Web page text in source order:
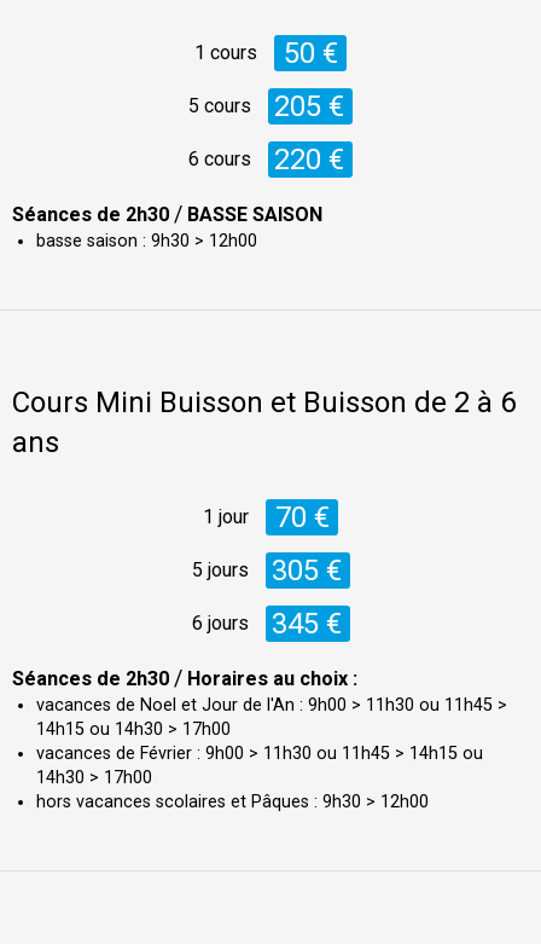
1 cours 50 €
5 cours 205 €
6 cours 220 €
Séances de 2h30 / BASSE SAISON
basse saison : 9h30 > 12h00
Cours Mini Buisson et Buisson de 2 à 6
ans
1 jour 70 €
5 jours 305 €
6 jours 345 €
Séances de 2h30 / Horaires au choix :
vacances de Noel et Jour de l'An : 9h00 > 11h30 ou 11h45 >
14h15 ou 14h30 > 17h00
vacances de Février : 9h00 > 11h30 ou 11h45 > 14h15 ou
14h30 > 17h00
hors vacances scolaires et Pâques : 9h30 > 12h00